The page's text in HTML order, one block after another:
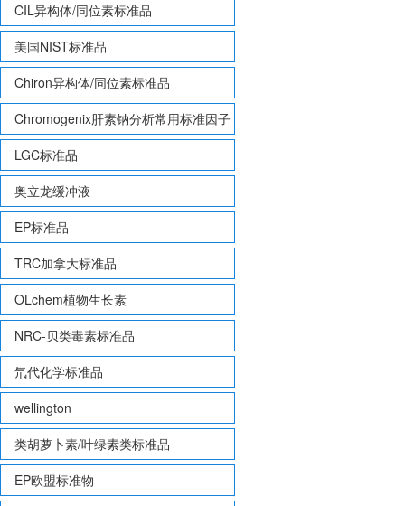
CIL异构体/同位素标准品
美国NIST标准品
Chiron异构体/同位素标准品
Chromogenix肝素钠分析常用标准因子
LGC标准品
奥立龙缓冲液
EP标准品
TRC加拿大标准品
OLchem植物生长素
NRC-贝类毒素标准品
氘代化学标准品
wellington
类胡萝卜素/叶绿素类标准品
EP欧盟标准物